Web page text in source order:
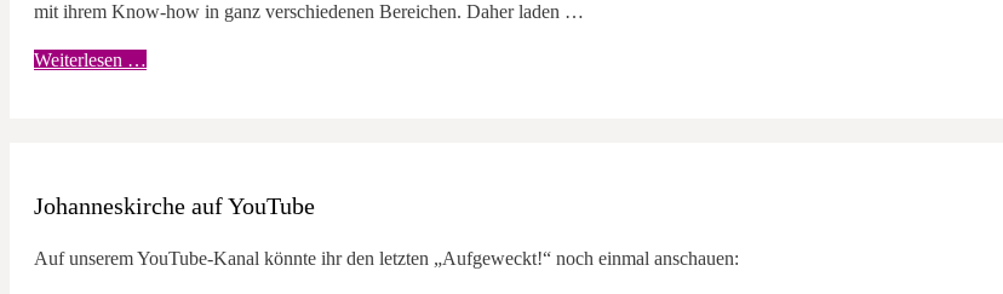
mit ihrem Know-how in ganz verschiedenen Bereichen. Daher laden …
Weiterlesen …
Johanneskirche auf YouTube
Auf unserem YouTube-Kanal könnte ihr den letzten „Aufgeweckt!“ noch einmal anschauen: